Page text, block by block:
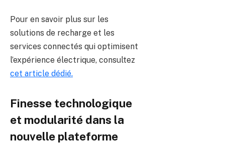
Pour en savoir plus sur les
solutions de recharge et les
services connectés qui optimisent
l’expérience électrique, consultez
cet article dédié.
Finesse technologique
et modularité dans la
nouvelle plateforme